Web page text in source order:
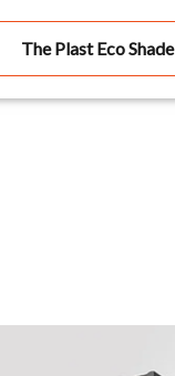
The Plast Eco Shade